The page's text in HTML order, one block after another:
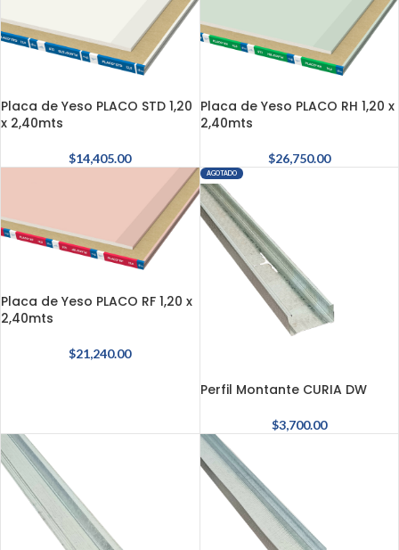
Placa de Yeso PLACO STD 1,20
x 2,40mts
$14,405.00
Placa de Yeso PLACO RH 1,20 x
2,40mts
$26,750.00
Placa de Yeso PLACO RF 1,20 x
2,40mts
$21,240.00
AGOTADO
Perfil Montante CURIA DW
$3,700.00